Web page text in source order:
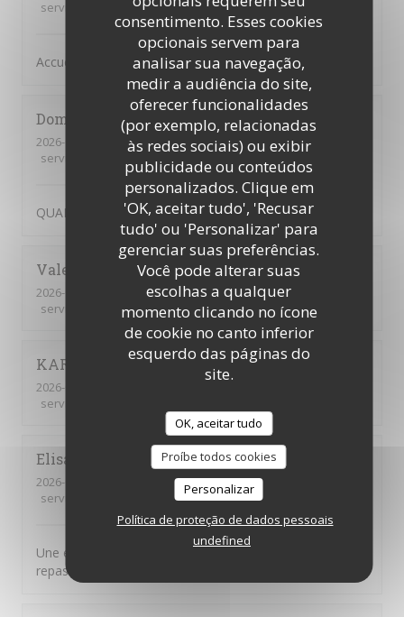
consentimento. Esses cookies
opcionais servem para
analisar sua navegação,
medir a audiência do site,
oferecer funcionalidades
(por exemplo, relacionadas
às redes sociais) ou exibir
publicidade ou conteúdos
personalizados. Clique em
'OK, aceitar tudo', 'Recusar
tudo' ou 'Personalizar' para
gerenciar suas preferências.
Você pode alterar suas
escolhas a qualquer
momento clicando no ícone
de cookie no canto inferior
esquerdo das páginas do
site.
OK, aceitar tudo
Proíbe todos cookies
Personalizar
Política de proteção de dados pessoais
undefined
service
ambience: 5/5 menu: 5/5 quality_price
Accueil Qualité Variété
Dominique P
2026-07-02
- 12:45 - guests 2
service
ambience 5 /5 menu 5/5 quality_price
QUALITE ET ACCUEIL
Valerie
2026-07-02
- 12:15 - guests 2
service
ambience:5/5 menu:5/5 quality_price
KARIM
2026-02-26
service
Elisabeth
2026-02-26
- 19:30 - guests 8
service
5/5 menu:5/5 quality_price
Une équipe en fin de formation qui a ete au top pour ce
repas de fin de session.